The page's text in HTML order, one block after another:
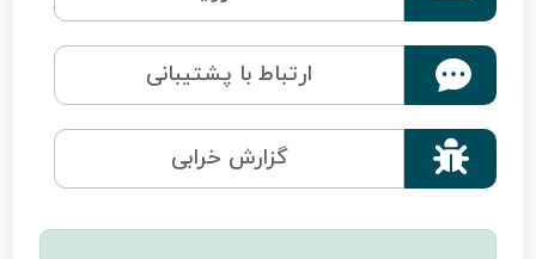
ارتباط با پشتیبانی
 گزارش خرابی